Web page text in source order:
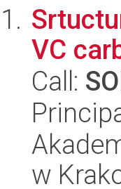
VC
Call:
w